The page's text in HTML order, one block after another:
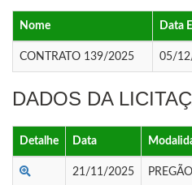
Nome Data
CONTRATO 139/2025 05/
DADOS DA
Detalhe Data
21/11/2025